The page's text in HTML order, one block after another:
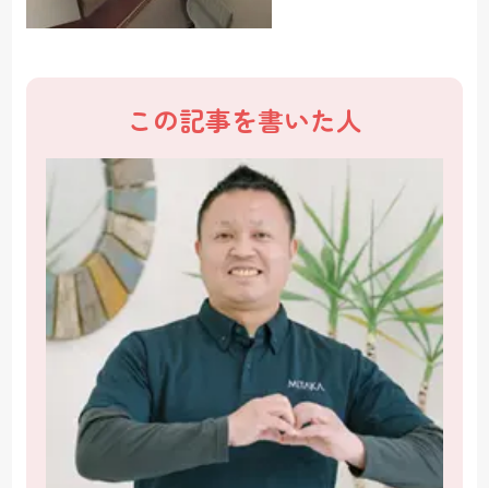
この記事を書いた人